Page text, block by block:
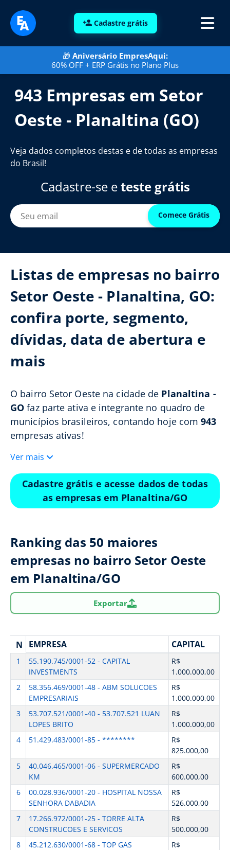
Cadastre grátis
🎁 Aniversário EmpresAqui:
60% OFF + ERP Grátis no Plano Plus
943 Empresas em Setor
Oeste - Planaltina (GO)
Veja dados completos destas e de todas as empresas
do Brasil!
Cadastre-se eteste grátis
Comece Grátis
Listas de empresas no bairro
Setor Oeste - Planaltina, GO:
confira porte, segmento,
dívidas, data de abertura e
mais
O bairro Setor Oeste na cidade de Planaltina -
GO faz parte ativa e integrante no quadro de
municípios brasileiros, contando hoje com943
empresas ativas!
Ver mais
Cadastre grátis e acesse dados de todas
as empresas em Planaltina/GO
Ranking das 50 maiores
empresas no bairro Setor Oeste
em Planaltina/GO
Exportar
N EMPRESA CAPITAL
1
55.190.745/0001-52 - CAPITAL
INVESTMENTS
R$
1.000.000,00
2
58.356.469/0001-48 - ABM SOLUCOES
EMPRESARIAIS
R$
1.000.000,00
3
53.707.521/0001-40 - 53.707.521 LUAN
LOPES BRITO
R$
1.000.000,00
4
51.429.483/0001-85 - ********
R$
825.000,00
5
40.046.465/0001-06 - SUPERMERCADO
KM
R$
600.000,00
6
00.028.936/0001-20 - HOSPITAL NOSSA
SENHORA DABADIA
R$
526.000,00
7
17.266.972/0001-25 - TORRE ALTA
CONSTRUCOES E SERVICOS
R$
500.000,00
8
45.212.630/0001-68 - TOP GAS
R$